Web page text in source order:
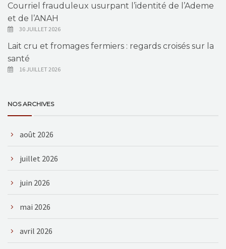
Courriel frauduleux usurpant l’identité de l’Ademe
et de l’ANAH
30 JUILLET 2026
Lait cru et fromages fermiers : regards croisés sur la
santé
16 JUILLET 2026
NOS ARCHIVES
août 2026
juillet 2026
juin 2026
mai 2026
avril 2026